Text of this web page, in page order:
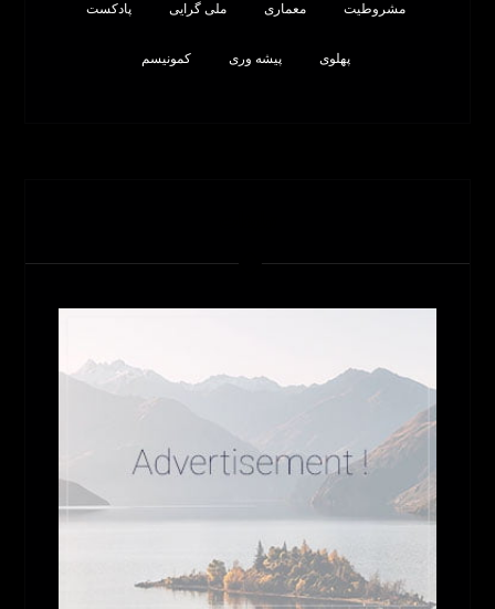
مشروطیت معماری ملی گرایی پادکست
پهلوی پیشه وری کمونیسم